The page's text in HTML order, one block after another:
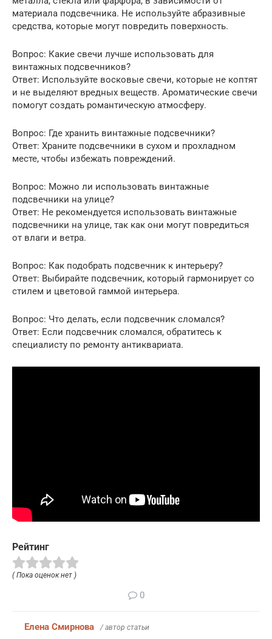
материала подсвечника. Не используйте абразивные
средства, которые могут повредить поверхность.
Вопрос: Какие свечи лучше использовать для
винтажных подсвечников?
Ответ: Используйте восковые свечи, которые не коптят
и не выделяют вредных веществ. Ароматические свечи
помогут создать романтическую атмосферу.
Вопрос: Где хранить винтажные подсвечники?
Ответ: Храните подсвечники в сухом и прохладном
месте, чтобы избежать повреждений.
Вопрос: Можно ли использовать винтажные
подсвечники на улице?
Ответ: Не рекомендуется использовать винтажные
подсвечники на улице, так как они могут повредиться
от влаги и ветра.
Вопрос: Как подобрать подсвечник к интерьеру?
Ответ: Выбирайте подсвечник, который гармонирует со
стилем и цветовой гаммой интерьера.
Вопрос: Что делать, если подсвечник сломался?
Ответ: Если подсвечник сломался, обратитесь к
специалисту по ремонту антиквариата.
Рейтинг
( Пока оценок нет )
0
Елена Смирнова / автор статьи